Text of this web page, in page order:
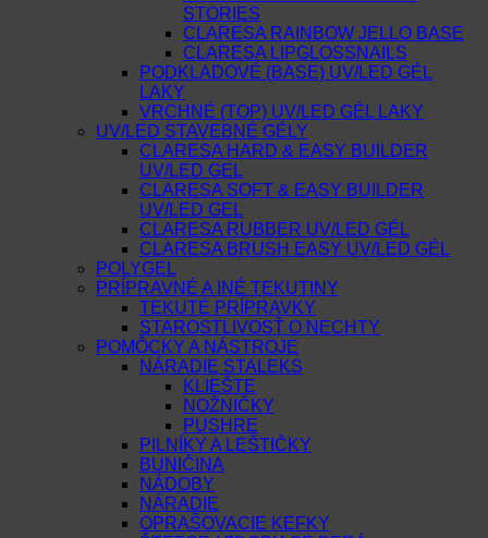
STORIES
CLARESA RAINBOW JELLO BASE
CLARESA LIPGLOSSNAILS
PODKLADOVÉ (BASE) UV/LED GÉL
LAKY
VRCHNÉ (TOP) UV/LED GÉL LAKY
UV/LED STAVEBNÉ GÉLY
CLARESA HARD & EASY BUILDER
UV/LED GEL
CLARESA SOFT & EASY BUILDER
UV/LED GEL
CLARESA RUBBER UV/LED GÉL
CLARESA BRUSH EASY UV/LED GÉL
POLYGEL
PRÍPRAVNÉ A INÉ TEKUTINY
TEKUTÉ PRÍPRAVKY
STAROSTLIVOSŤ O NECHTY
POMÔCKY A NÁSTROJE
NÁRADIE STALEKS
KLIEŠTE
NOŽNIČKY
PUSHRE
PILNÍKY A LEŠTIČKY
BUNIČINA
NÁDOBY
NÁRADIE
OPRAŠOVACIE KEFKY